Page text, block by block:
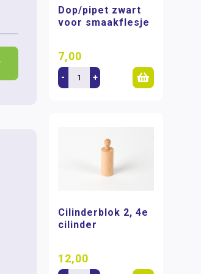
Dop/pipet zwart
voor smaakflesje
7,00
- +
Cilinderblok 2, 4e
cilinder
12,00